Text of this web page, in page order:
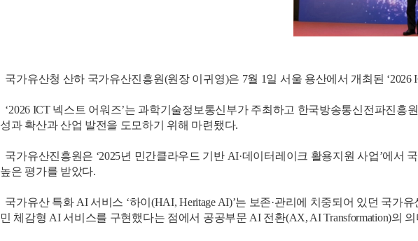
국가유산청 산하 국가유산진흥원(원장 이귀영)은 7월 1일 서울 용산에서 개최된
‘2026 ICT 넥스트 어워즈’는 과학기술정보통신부가 주최하고 한국방송통신전파진
성과 확산과 산업 발전을 도모하기 위해 마련됐다.
국가유산진흥원은 ‘2025년 민간클라우드 기반 AI·데이터레이크 활용지원 사업’에
높은 평가를 받았다.
국가유산 특화 AI 서비스 ‘하이(HAI, Heritage AI)’는 보존·관리에 치중되어 있던 국
민 체감형 AI 서비스를 구현했다는 점에서 공공부문 AI 전환(AX, AI Transformation)의